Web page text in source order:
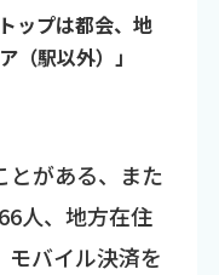
ップは都会、地
（駅以外）」
がある、また
人、地方在住
モバイル決済を